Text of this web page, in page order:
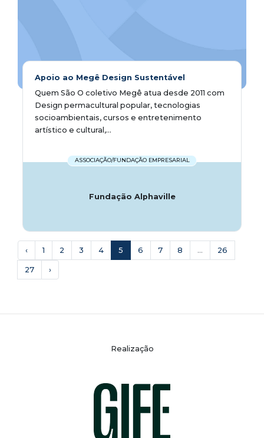
Apoio ao Megê Design Sustentável
Quem São O coletivo Megê atua desde 2011 com
Design permacultural popular, tecnologias
socioambientais, cursos e entretenimento
artístico e cultural,...
ASSOCIAÇÃO/FUNDAÇÃO EMPRESARIAL
Fundação Alphaville
‹ 1 2 3 4 5 6 7 8 ... 26
27 ›
Realização